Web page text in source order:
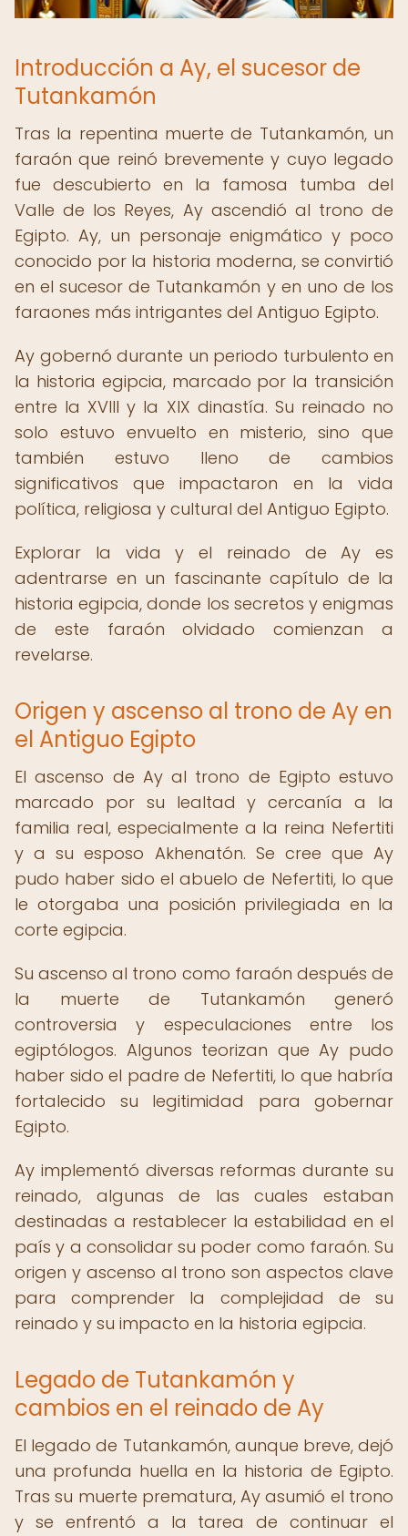
Introducción a Ay, el sucesor de
Tutankamón
Tras la repentina muerte de Tutankamón, un
faraón que reinó brevemente y cuyo legado
fue descubierto en la famosa tumba del
Valle de los Reyes, Ay ascendió al trono de
Egipto. Ay, un personaje enigmático y poco
conocido por la historia moderna, se convirtió
en el sucesor de Tutankamón y en uno de los
faraones más intrigantes del Antiguo Egipto.
Ay gobernó durante un periodo turbulento en
la historia egipcia, marcado por la transición
entre la XVIII y la XIX dinastía. Su reinado no
solo estuvo envuelto en misterio, sino que
también estuvo lleno de cambios
significativos que impactaron en la vida
política, religiosa y cultural del Antiguo Egipto.
Explorar la vida y el reinado de Ay es
adentrarse en un fascinante capítulo de la
historia egipcia, donde los secretos y enigmas
de este faraón olvidado comienzan a
revelarse.
Origen y ascenso al trono de Ay en
el Antiguo Egipto
El ascenso de Ay al trono de Egipto estuvo
marcado por su lealtad y cercanía a la
familia real, especialmente a la reina Nefertiti
y a su esposo Akhenatón. Se cree que Ay
pudo haber sido el abuelo de Nefertiti, lo que
le otorgaba una posición privilegiada en la
corte egipcia.
Su ascenso al trono como faraón después de
la muerte de Tutankamón generó
controversia y especulaciones entre los
egiptólogos. Algunos teorizan que Ay pudo
haber sido el padre de Nefertiti, lo que habría
fortalecido su legitimidad para gobernar
Egipto.
Ay implementó diversas reformas durante su
reinado, algunas de las cuales estaban
destinadas a restablecer la estabilidad en el
país y a consolidar su poder como faraón. Su
origen y ascenso al trono son aspectos clave
para comprender la complejidad de su
reinado y su impacto en la historia egipcia.
Legado de Tutankamón y
cambios en el reinado de Ay
El legado de Tutankamón, aunque breve, dejó
una profunda huella en la historia de Egipto.
Tras su muerte prematura, Ay asumió el trono
y se enfrentó a la tarea de continuar el